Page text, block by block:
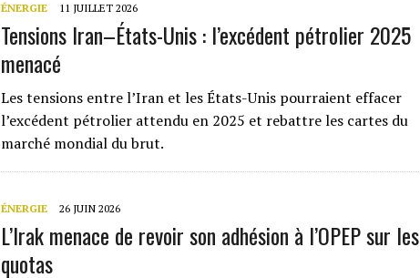
ÉNERGIE 11 JUILLET 2026
Tensions Iran–États-Unis : l’excédent pétrolier 2025
menacé
Les tensions entre l’Iran et les États-Unis pourraient effacer
l’excédent pétrolier attendu en 2025 et rebattre les cartes du
marché mondial du brut.
ÉNERGIE 26 JUIN 2026
L’Irak menace de revoir son adhésion à l’OPEP sur les
quotas